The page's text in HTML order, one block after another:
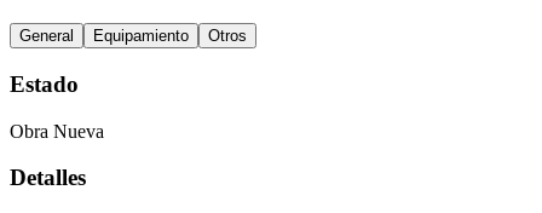
General Equipamiento Otros
Estado
Obra Nueva
Detalles